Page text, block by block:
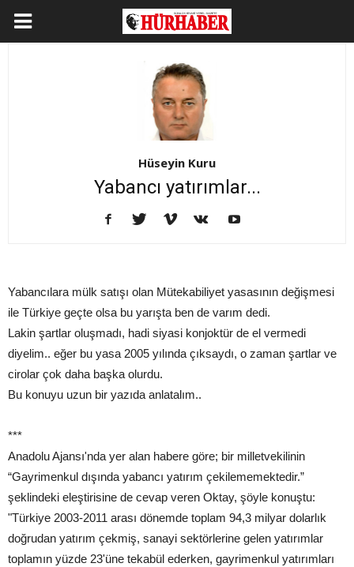
Hüseyin Kuru
Yabancı yatırımlar...
Yabancılara mülk satışı olan Mütekabiliyet yasasının değişmesi
ile Türkiye geçte olsa bu yarışta ben de varım dedi.
Lakin şartlar oluşmadı, hadi siyasi konjoktür de el vermedi
diyelim.. eğer bu yasa 2005 yılında çıksaydı, o zaman şartlar ve
cirolar çok daha başka olurdu.
Bu konuyu uzun bir yazıda anlatalım..
***
Anadolu Ajansı'nda yer alan habere göre; bir milletvekilinin
“Gayrimenkul dışında yabancı yatırım çekilememektedir.”
şeklindeki eleştirisine de cevap veren Oktay, şöyle konuştu:
"Türkiye 2003-2011 arası dönemde toplam 94,3 milyar dolarlık
doğrudan yatırım çekmiş, sanayi sektörlerine gelen yatırımlar
toplamın yüzde 23'üne tekabül ederken, gayrimenkul yatırımları